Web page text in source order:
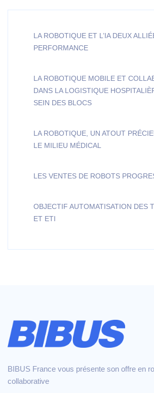
LA ROBOTIQUE ET L’IA DEUX
PERFORMANCE
LA ROBOTIQUE MOBILE ET
DANS LA LOGISTIQUE
SEIN DES BLOCS
LA ROBOTIQUE, UN ATOUT
LE MILIEU MÉDICAL
LES VENTES DE ROBOTS
OBJECTIF AUTOMATISATION DES
ET ETI
BIBUS France vous présente son offre en
collaborative